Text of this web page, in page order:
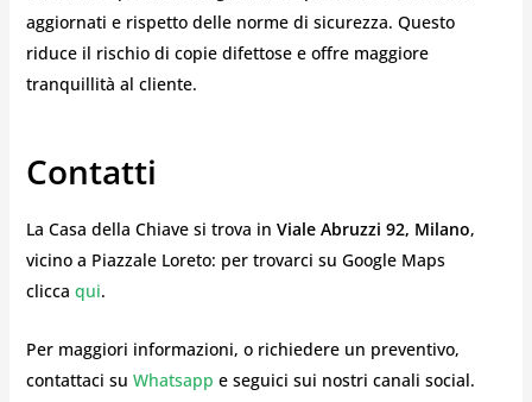
aggiornati e rispetto delle norme di sicurezza. Questo
riduce il rischio di copie difettose e offre maggiore
tranquillità al cliente.
Contatti
La Casa della Chiave si trova in Viale Abruzzi 92, Milano,
vicino a Piazzale Loreto: per trovarci su Google Maps
clicca qui.
Per maggiori informazioni, o richiedere un preventivo,
contattaci su Whatsapp e seguici sui nostri canali social.